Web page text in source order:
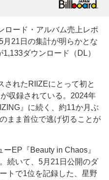
ード・アルバム売上レポ
21日の集計が明らかとな
ダウンロード（DL）
れたRIIZEにとって初と
収録されている。2024年
』に続く、約11か月ぶ
まま首位で逃げ切ることが
EP『Beauty in Chaos』
続いて、5月21日公開のダ
トで1位を記録した、星野